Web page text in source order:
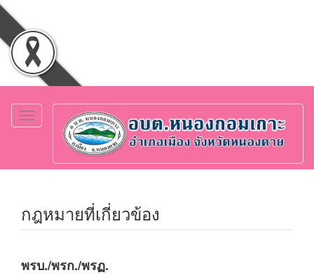
Toggle
navigation
กฎหมายที่เกี่ยวข้อง
พรบ./พรก./พรฏ.